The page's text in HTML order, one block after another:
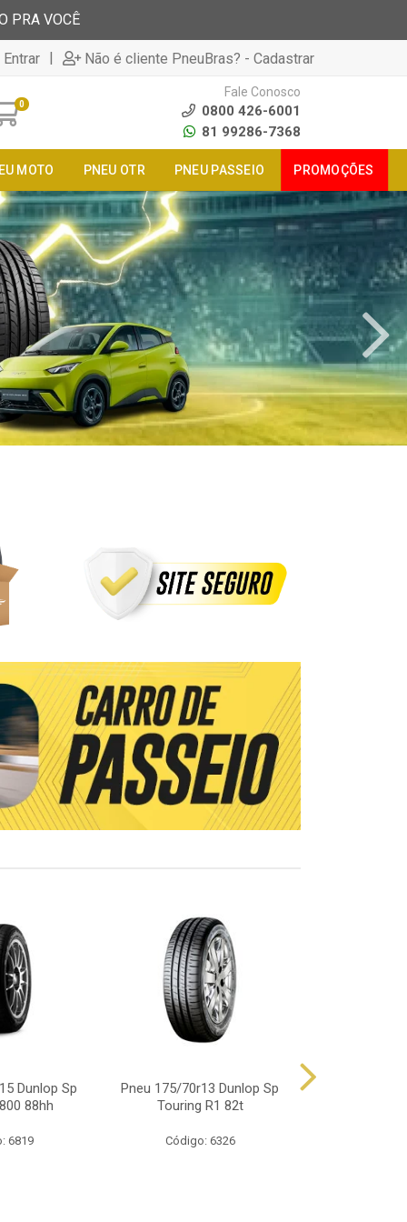
PRA VOCÊ
| Não é cliente PneuBras? - Cadastrar
0
Fale Conosco
0800 426-6001
81 99286-7368
MOTO PNEU OTR PNEU PASSEIO PROMOÇÕES
Dunlop Sp
88hh
6819
Pneu 175/70r13 Dunlop Sp
Touring R1 82t
Código: 6326